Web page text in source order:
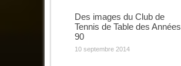
Des images du Club de
Tennis de Table des Années
90
10 septembre 2014